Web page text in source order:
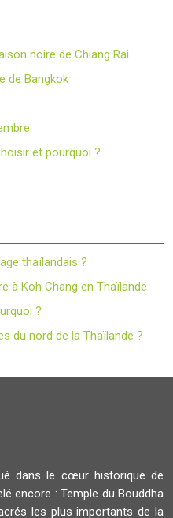
noire de Chiang Rai
de Bangkok
et pourquoi ?
thaïlandais ?
à Koh Chang en Thaïlande
?
du nord de la Thaïlande ?
dans le cœur historique de
encore : Temple du Bouddha
les plus importants de la